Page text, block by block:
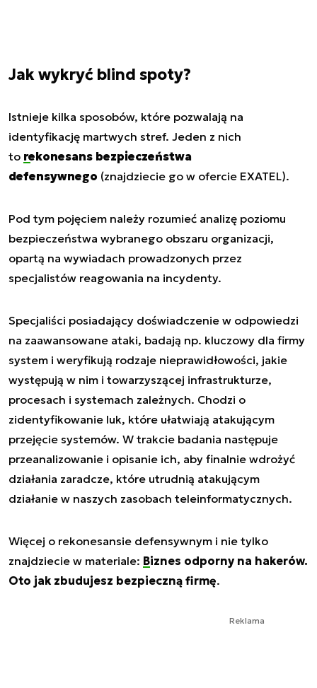
Jak wykryć blind spoty?
Istnieje kilka sposobów, które pozwalają na
identyfikację martwych stref. Jeden z nich
to rekonesans bezpieczeństwa
defensywnego (znajdziecie go w ofercie EXATEL).
Pod tym pojęciem należy rozumieć analizę poziomu
bezpieczeństwa wybranego obszaru organizacji,
opartą na wywiadach prowadzonych przez
specjalistów reagowania na incydenty.
Specjaliści posiadający doświadczenie w odpowiedzi
na zaawansowane ataki, badają np. kluczowy dla firmy
system i weryfikują rodzaje nieprawidłowości, jakie
występują w nim i towarzyszącej infrastrukturze,
procesach i systemach zależnych. Chodzi o
zidentyfikowanie luk, które ułatwiają atakującym
przejęcie systemów. W trakcie badania następuje
przeanalizowanie i opisanie ich, aby finalnie wdrożyć
działania zaradcze, które utrudnią atakującym
działanie w naszych zasobach teleinformatycznych.
Więcej o rekonesansie defensywnym i nie tylko
znajdziecie w materiale: Biznes odporny na hakerów.
Oto jak zbudujesz bezpieczną firmę.
Reklama